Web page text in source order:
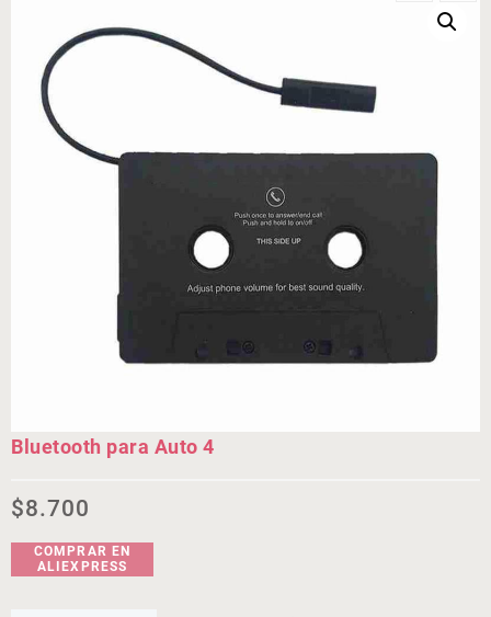
Bluetooth para Auto 4
$8.700
COMPRAR EN
ALIEXPRESS